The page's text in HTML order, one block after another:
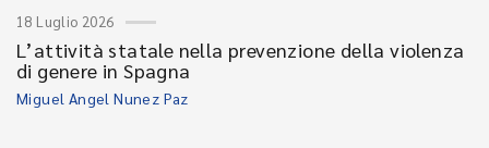
18 Luglio 2026
L’attività statale nella prevenzione della violenza
di genere in Spagna
Miguel Angel Nunez Paz